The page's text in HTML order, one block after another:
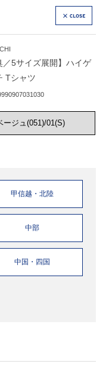
／5サイズ展開】ハイゲ
Tシャツ
甲信越・北陸
中部
中国・四国